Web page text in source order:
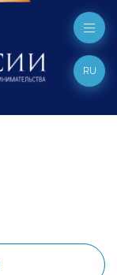
RU